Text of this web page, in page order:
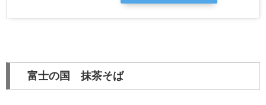
富士の国 抹茶そば